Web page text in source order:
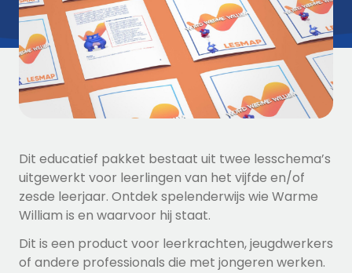
​Dit educatief pakket bestaat uit twee lesschema’s
uitgewerkt voor leerlingen van het vijfde en/of
zesde leerjaar. Ontdek spelenderwijs wie Warme
William is en waarvoor hij staat.
Dit is een product voor leerkrachten, jeugdwerkers
of andere professionals die met jongeren werken.